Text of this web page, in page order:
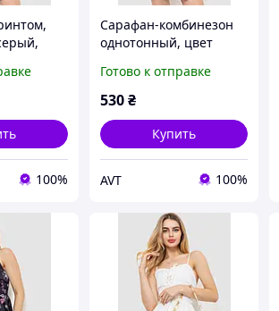
100%
Сарафан-комбинезон
однотонный, цвет
Готово к отправке
530₴
Купить
AVT 100%